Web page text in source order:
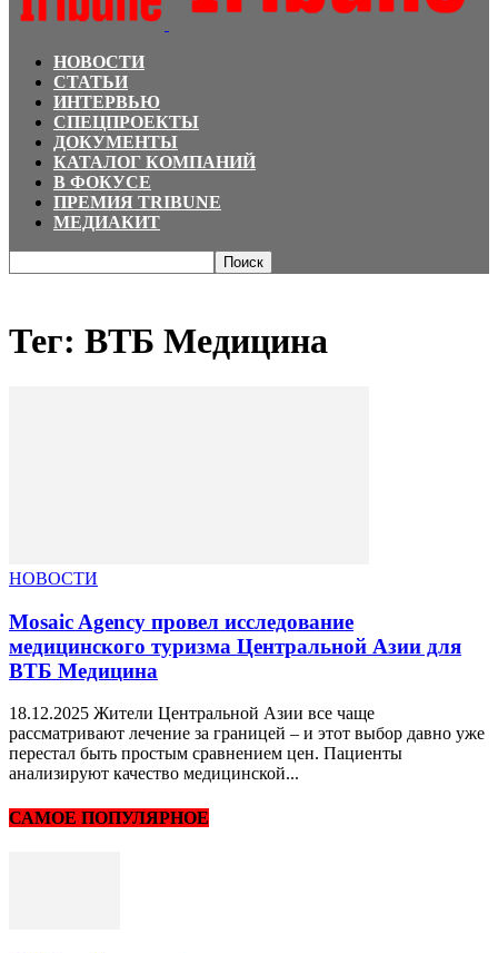
НОВОСТИ
СТАТЬИ
ИНТЕРВЬЮ
СПЕЦПРОЕКТЫ
ДОКУМЕНТЫ
КАТАЛОГ КОМПАНИЙ
В ФОКУСЕ
ПРЕМИЯ TRIBUNE
МЕДИАКИТ
Тег: ВТБ Медицина
НОВОСТИ
Mosaic Agency провел исследование
медицинского туризма Центральной Азии для
ВТБ Медицина
18.12.2025 Жители Центральной Азии все чаще
рассматривают лечение за границей – и этот выбор давно уже
перестал быть простым сравнением цен. Пациенты
анализируют качество медицинской...
САМОЕ ПОПУЛЯРНОЕ